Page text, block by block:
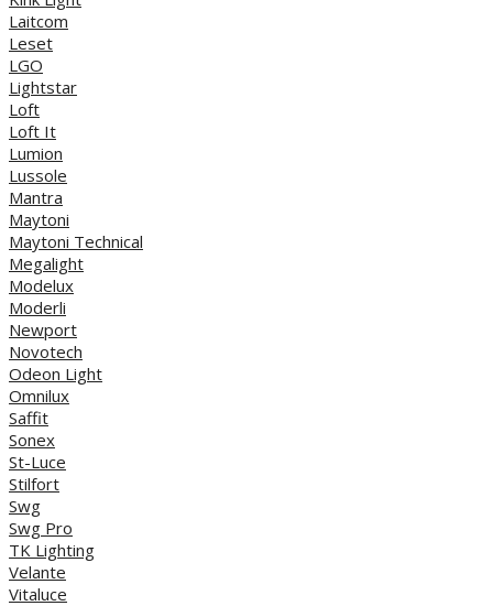
Laitcom
Leset
LGO
Lightstar
Loft
Loft It
Lumion
Lussole
Mantra
Maytoni
Maytoni Technical
Megalight
Modelux
Moderli
Newport
Novotech
Odeon Light
Omnilux
Saffit
Sonex
St-Luce
Stilfort
Swg
Swg Pro
TK Lighting
Velante
Vitaluce